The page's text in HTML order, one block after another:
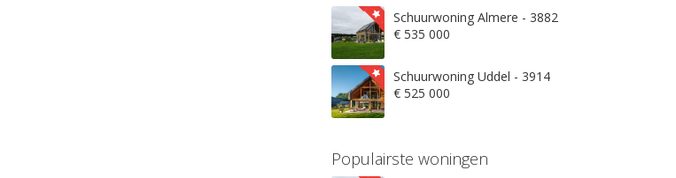
Schuurwoning Almere - 3882
€ 535 000
Schuurwoning Uddel - 3914
€ 525 000
Populairste woningen